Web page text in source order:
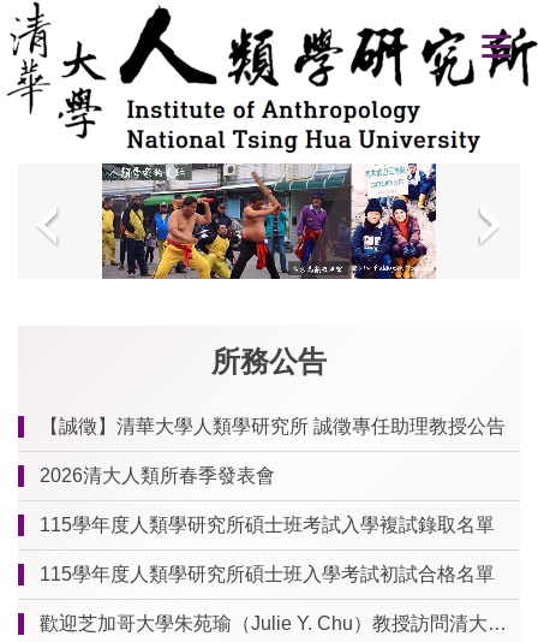
跳
到
主
所務公告
【誠徵】清華大學人類學研究所 誠徵專任助理教授公告
2026清大人類所春季發表會
115學年度人類學研究所碩士班考試入學複試錄取名單
115學年度人類學研究所碩士班入學考試初試合格名單
歡迎芝加哥大學朱苑瑜（Julie Y. Chu）教授訪問清大人類所！